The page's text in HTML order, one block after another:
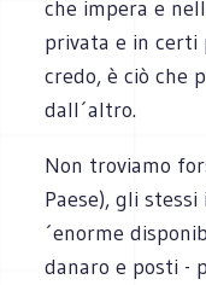
che impera e
privata e in certi
credo, è ciò che
dall´altro.
Non troviamo
Paese), gli
´enorme
danaro e posti -